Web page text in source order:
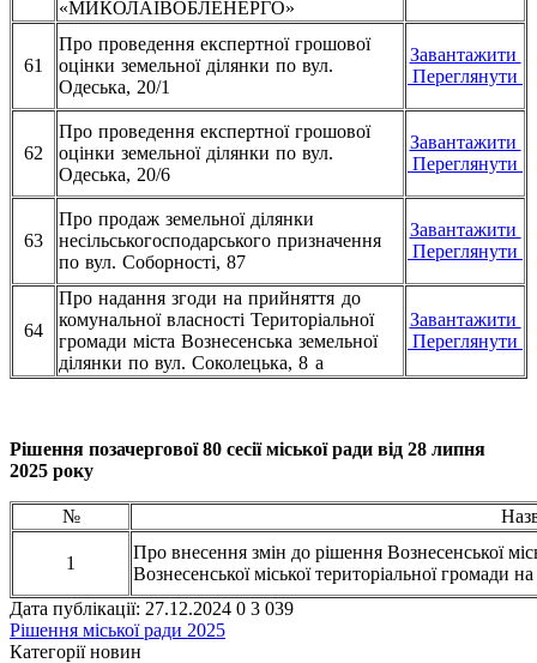
«МИКОЛАЇВОБЛЕНЕРГО»
61
Про проведення експертної грошової
оцінки земельної ділянки по вул.
Одеська, 20/1
Завантажити
Переглянути
62
Про проведення експертної грошової
оцінки земельної ділянки по вул.
Одеська, 20/6
Завантажити
Переглянути
63
Про продаж земельної ділянки
несільськогосподарського призначення
по вул. Соборності, 87
Завантажити
Переглянути
64
Про надання згоди на прийняття до
комунальної власності Територіальної
громади міста Вознесенська земельної
ділянки по вул. Соколецька, 8 а
Завантажити
Переглянути
Рішення позачергової 80 сесії міської ради від 28 липня
2025 року
№
1
Про внесення змін до рішення Вознесенської
Вознесенської міської територіальної громади
Дата публікації: 27.12.2024 0 3 039
Рішення міської ради 2025
Категорії новин